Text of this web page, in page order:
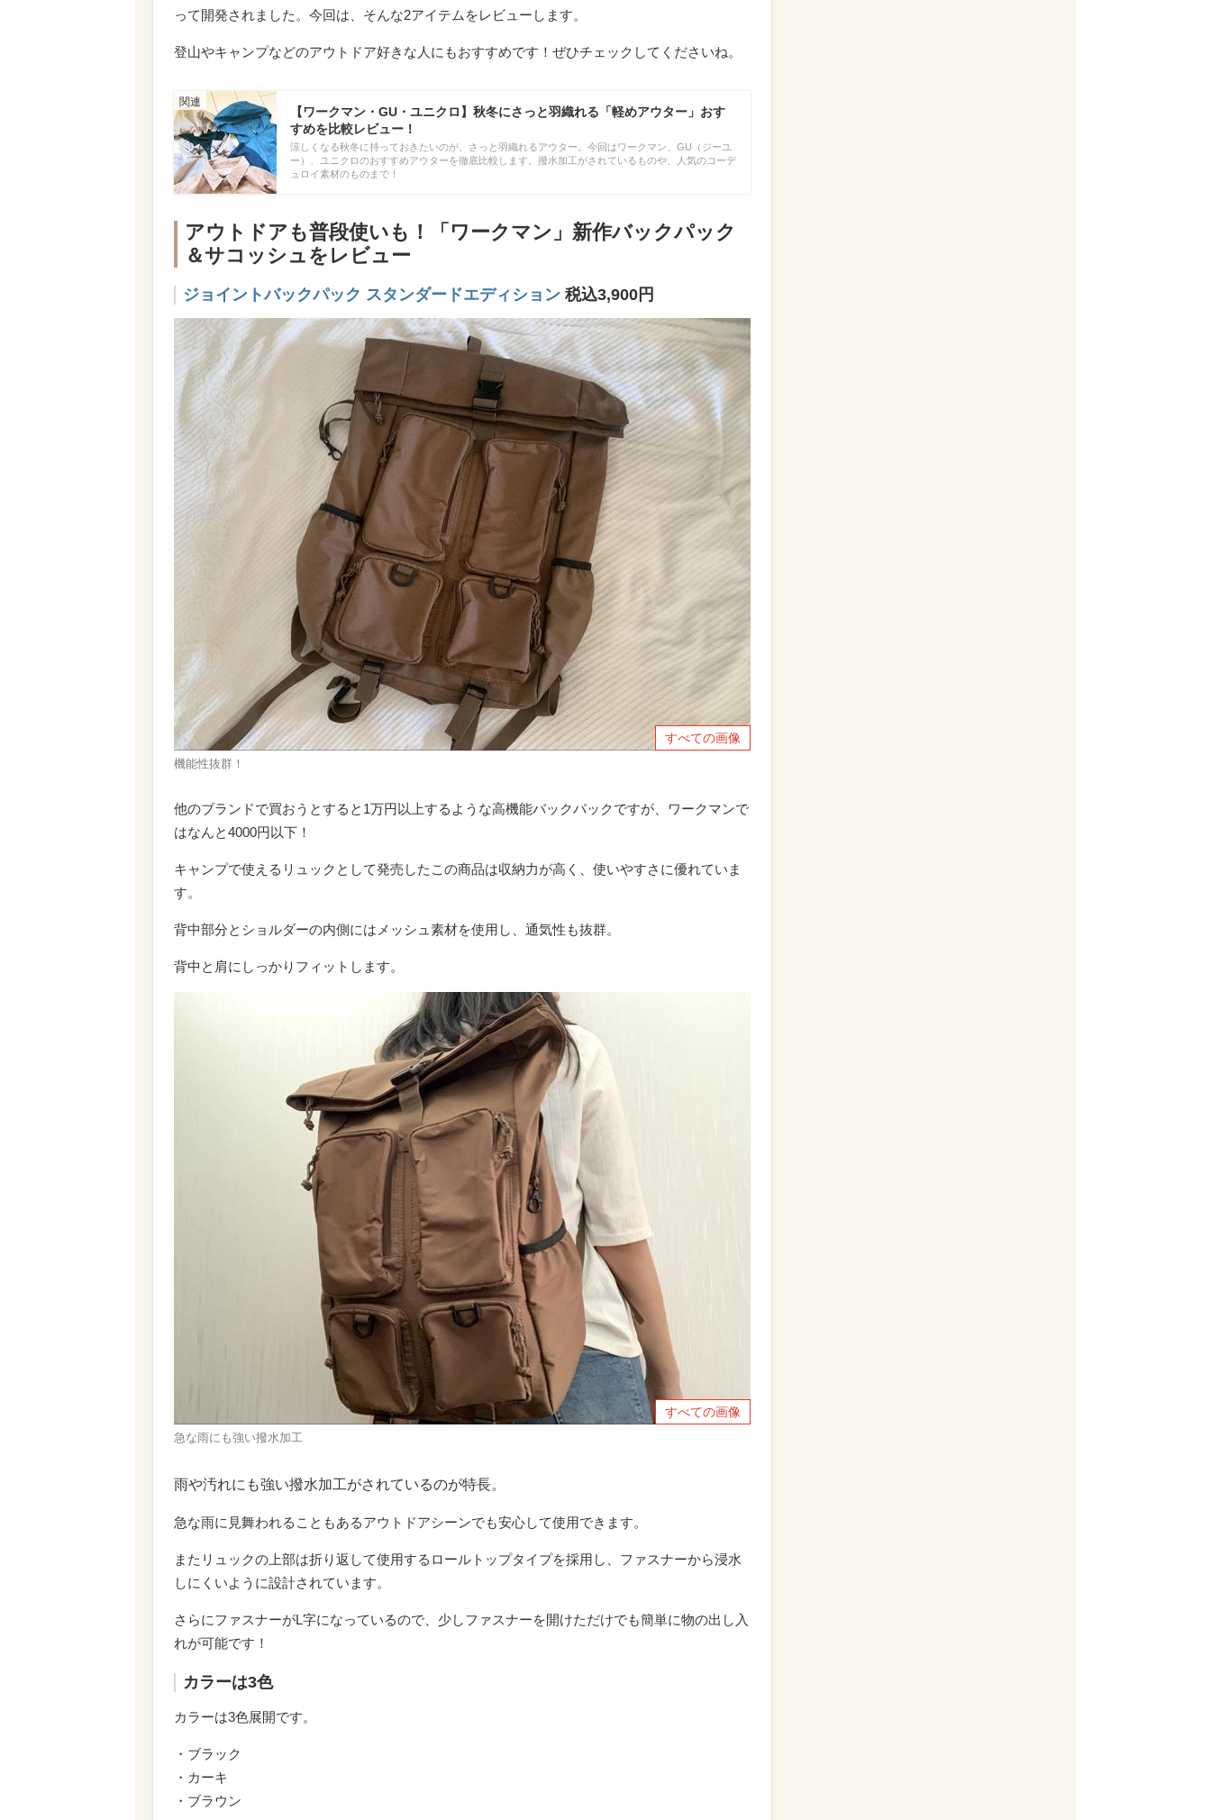
って開発されました。今回は、そんな2アイテムをレビューします。
登山やキャンプなどのアウトドア好きな人にもおすすめです！ぜひチェックしてくださいね。
【ワークマン・GU・ユニクロ】秋冬にさっと羽織れる「軽めアウター」おす
すめを比較レビュー！
涼しくなる秋冬に持っておきたいのが、さっと羽織れるアウター。今回はワークマン、GU（ジーユ
ー）、ユニクロのおすすめアウターを徹底比較します。撥水加工がされているものや、人気のコーデ
ュロイ素材のものまで！
アウトドアも普段使いも！「ワークマン」新作バックパック
＆サコッシュをレビュー
ジョイントバックパック スタンダードエディション 税込3,900円
すべての画像
機能性抜群！
他のブランドで買おうとすると1万円以上するような高機能バックパックですが、ワークマンで
はなんと4000円以下！
キャンプで使えるリュックとして発売したこの商品は収納力が高く、使いやすさに優れていま
す。
背中部分とショルダーの内側にはメッシュ素材を使用し、通気性も抜群。
背中と肩にしっかりフィットします。
すべての画像
急な雨にも強い撥水加工
雨や汚れにも強い撥水加工がされているのが特長。
急な雨に見舞われることもあるアウトドアシーンでも安心して使用できます。
またリュックの上部は折り返して使用するロールトップタイプを採用し、ファスナーから浸水
しにくいように設計されています。
さらにファスナーがL字になっているので、少しファスナーを開けただけでも簡単に物の出し入
れが可能です！
カラーは3色
カラーは3色展開です。
・ブラック
・カーキ
・ブラウン